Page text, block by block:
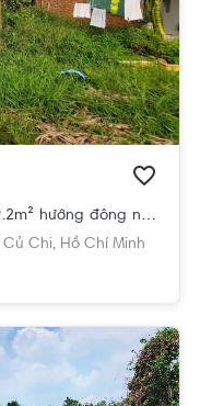
Đất nền Đường Số 47 diện tích 249.2m² hướng đông nam pháp lý sổ hồng.
Củ Chi, Hồ Chí Minh